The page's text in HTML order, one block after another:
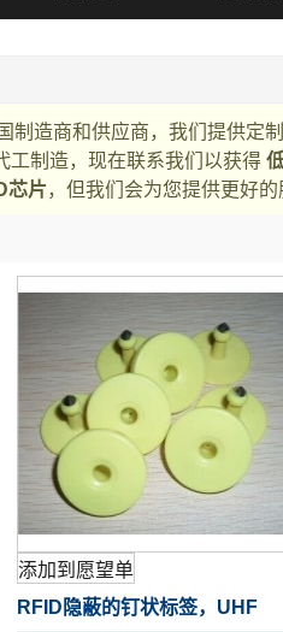
制造商和供应商，我们提供定
工制造，现在联系我们以获得
芯片，但我们会为您提供更好的
添加到愿望单
RFID隐蔽的钉状标签，UHF